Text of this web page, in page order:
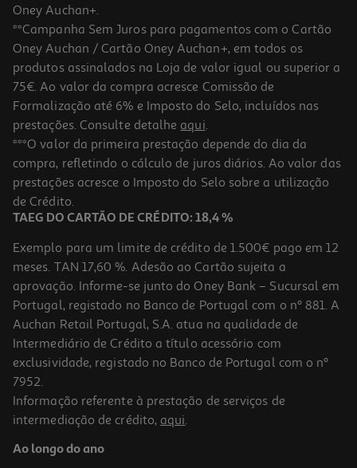
Oney Auchan+.
**Campanha Sem Juros para pagamentos com o Cartão
Oney Auchan / Cartão Oney Auchan+, em todos os
produtos assinalados na Loja de valor igual ou superior a
75€. Ao valor da compra acresce Comissão de
Formalização até 6% e Imposto do Selo, incluídos nas
prestações. Consulte detalhe aqui.
***O valor da primeira prestação depende do dia da
compra, refletindo o cálculo de juros diários. Ao valor das
prestações acresce o Imposto do Selo sobre a utilização
de Crédito.
TAEG DO CARTÃO DE CRÉDITO: 18,4 %
Exemplo para um limite de crédito de 1.500€ pago em 12
meses. TAN 17,60 %. Adesão ao Cartão sujeita a
aprovação. Informe-se junto do Oney Bank – Sucursal em
Portugal, registado no Banco de Portugal com o nº 881. A
Auchan Retail Portugal, S.A. atua na qualidade de
Intermediário de Crédito a título acessório com
exclusividade, registado no Banco de Portugal com o nº
7952.
Informação referente à prestação de serviços de
intermediação de crédito, aqui.
Ao longo do ano